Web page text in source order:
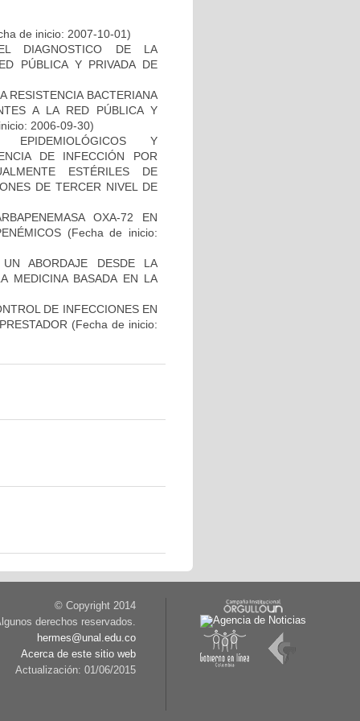
de inicio: 2007-10-01)
DIAGNOSTICO DE LA
PÚBLICA Y PRIVADA DE
RESISTENCIA BACTERIANA
A LA RED PÚBLICA Y
2006-09-30)
EPIDEMIOLÓGICOS Y
DE INFECCIÓN POR
ESTÉRILES DE
DE TERCER NIVEL DE
OXA-72 EN
(Fecha de inicio:
ABORDAJE DESDE LA
MEDICINA BASADA EN LA
DE INFECCIONES EN
(Fecha de inicio:
© Copyright 2014
derechos reservados.
hermes@unal.edu.co
Acerca de este sitio web
Actualización: 01/06/2015